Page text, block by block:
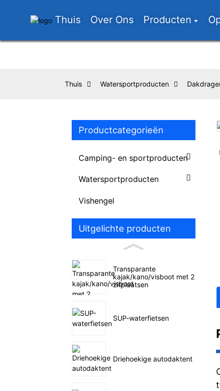
Thuis Over Ons Producten
Thuis Watersportproducten
Productcategorieën
Camping- en sportproducten
Watersportproducten
Vishengel
Uitgelichte producten
Transparante
kajak/kano/visboot met 2
zitplaatsen
SUP-waterfietsen
Driehoekige autodaktent
Loading...
Loading...